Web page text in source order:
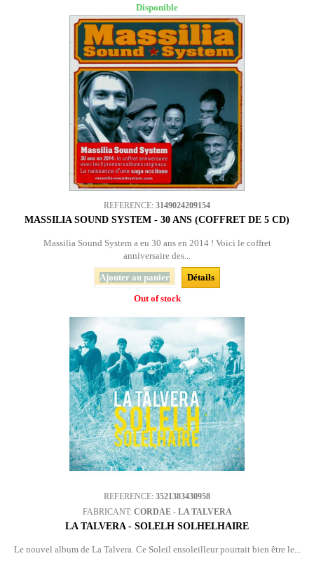
Disponible
REFERENCE: 3149024209154
MASSILIA SOUND SYSTEM - 30 ANS (COFFRET DE 5 CD)
Massilia Sound System a eu 30 ans en 2014 ! Voici le coffret
anniversaire des...
Ajouter au panier
Détails
Out of stock
REFERENCE: 3521383430958
FABRICANT: CORDAE - LA TALVERA
LA TALVERA - SOLELH SOLHELHAIRE
Le nouvel album de La Talvera. Ce Soleil ensoleilleur pourrait bien être le...